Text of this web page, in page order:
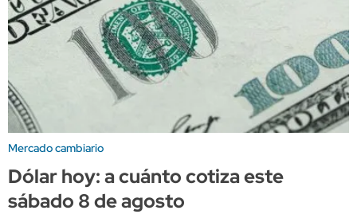
Mercado cambiario
Dólar hoy: a cuánto cotiza este
sábado 8 de agosto